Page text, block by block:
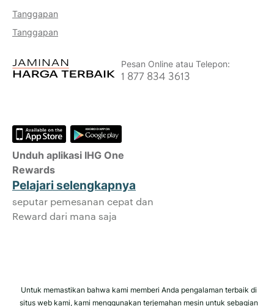
Tanggapan
Tanggapan
Pesan Online atau Telepon:
1 877 834 3613
Unduh aplikasi IHG One
Rewards
Pelajari selengkapnya
seputar pemesanan cepat dan
Reward dari mana saja
lima kali lipat poin IHG® One Rewards,
hingga maksimum 40.000 poin.
Jaminan Reservasi Online
Kamar Anda dijamin.
apa pun untuk melakukan reservasi
langsung dengan kami.
Privasi Data dan Keamanan Situs
IHG memperlakukan privasi Anda secara
serius dan berusaha melindungi Anda.
Semua informasi pribadi yang Anda
berikan dienkripsi dan aman.
Untuk memastikan bahwa kami memberi Anda pengalaman terbaik di
situs web kami, kami menggunakan terjemahan mesin untuk sebagian